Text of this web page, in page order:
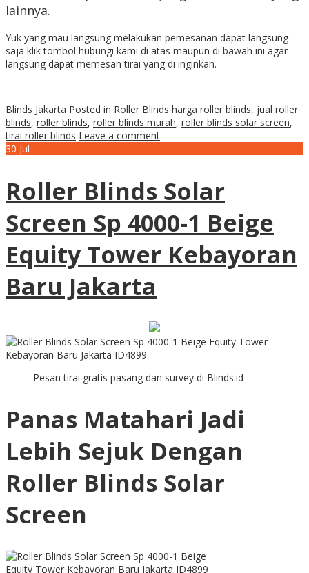
lainnya.
Yuk yang mau langsung melakukan pemesanan dapat langsung
saja klik tombol hubungi kami di atas maupun di bawah ini agar
langsung dapat memesan tirai yang di inginkan.
Blinds Jakarta Posted in Roller Blinds harga roller blinds, jual roller
blinds, roller blinds, roller blinds murah, roller blinds solar screen,
tirai roller blinds Leave a comment
30 Jul
Roller Blinds Solar
Screen Sp 4000-1 Beige
Equity Tower Kebayoran
Baru Jakarta
Pesan tirai gratis pasang dan survey di Blinds.id
Panas Matahari Jadi
Lebih Sejuk Dengan
Roller Blinds Solar
Screen